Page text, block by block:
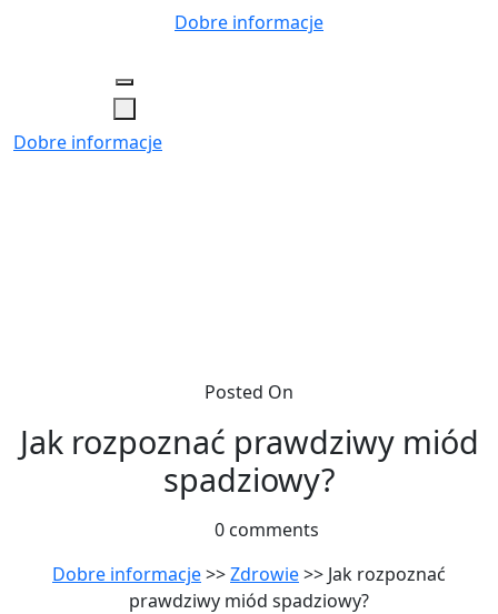
Dobre informacje
Dobre informacje
Posted On
Jak rozpoznać prawdziwy miód
spadziowy?
0 comments
Dobre informacje>>Zdrowie>> Jak rozpoznać
prawdziwy miód spadziowy?